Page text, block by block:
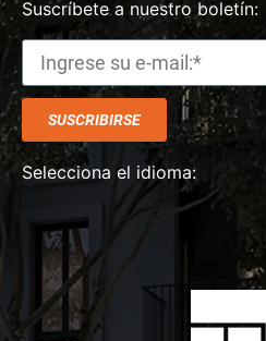
Suscríbete a nuestro boletín:
SUSCRIBIRSE
Selecciona el idioma: